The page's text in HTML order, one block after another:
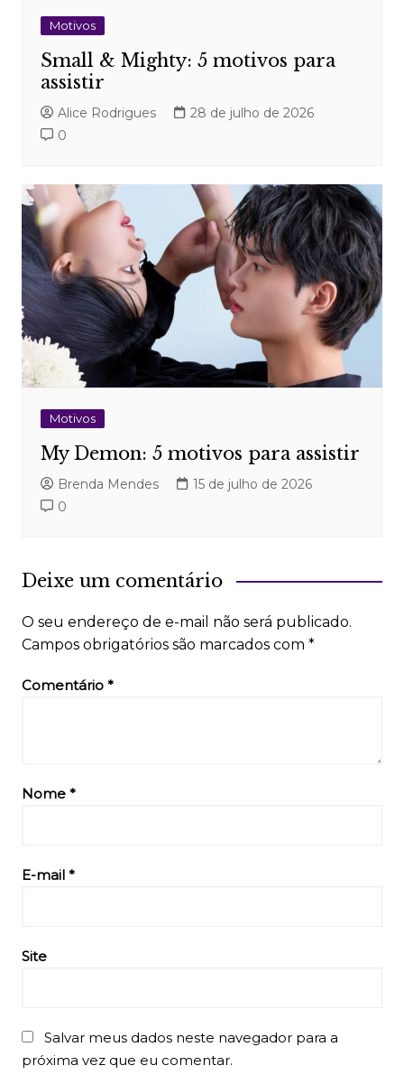
Motivos
Small & Mighty: 5 motivos para
assistir
Alice Rodrigues
28 de julho de 2026
0
Motivos
My Demon: 5 motivos para assistir
Brenda Mendes
15 de julho de 2026
0
Deixe um comentário
O seu endereço de e-mail não será publicado.
Campos obrigatórios são marcados com *
Comentário *
Nome *
E-mail *
Site
Salvar meus dados neste navegador para a
próxima vez que eu comentar.